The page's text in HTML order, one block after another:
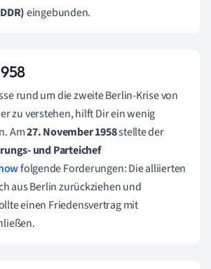
eingebunden.
rund um die zweite Berlin-Krise von
zu verstehen, hilft Dir ein wenig
Am27. November 1958stellte der
und Parteichef
folgende Forderungen: Die alliierten
aus Berlin zurückziehen und
einen Friedensvertrag mit